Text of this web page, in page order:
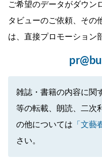
ご希望のデータがダウン
タビューのご依頼、その
は、直接プロモーション
雑誌・書籍の内容に関
等の転載、朗読、二次
の他については 「文藝
さい。